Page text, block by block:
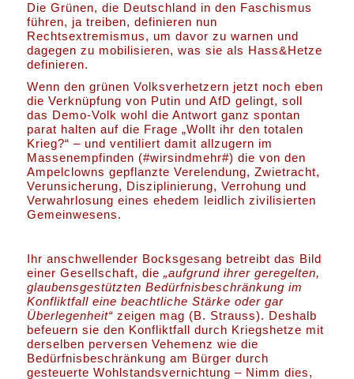
Die Grünen, die Deutschland in den Faschismus
führen, ja treiben, definieren nun
Rechtsextremismus, um davor zu warnen und
dagegen zu mobilisieren, was sie als Hass&Hetze
definieren.
Wenn den grünen Volksverhetzern jetzt noch eben
die Verknüpfung von Putin und AfD gelingt, soll
das Demo-Volk wohl die Antwort ganz spontan
parat halten auf die Frage „Wollt ihr den totalen
Krieg?“ – und ventiliert damit allzugern im
Massenempfinden (#wirsindmehr#) die von den
Ampelclowns gepflanzte Verelendung, Zwietracht,
Verunsicherung, Disziplinierung, Verrohung und
Verwahrlosung eines ehedem leidlich zivilisierten
Gemeinwesens.
Ihr anschwellender Bocksgesang betreibt das Bild
einer Gesellschaft, die„aufgrund ihrer geregelten,
glaubensgestützten Bedürfnisbeschränkung im
Konfliktfall eine beachtliche Stärke oder gar
Überlegenheit“ zeigen mag (B. Strauss). Deshalb
befeuern sie den Konfliktfall durch Kriegshetze mit
derselben perversen Vehemenz wie die
Bedürfnisbeschränkung am Bürger durch
gesteuerte Wohlstandsvernichtung – Nimm dies,